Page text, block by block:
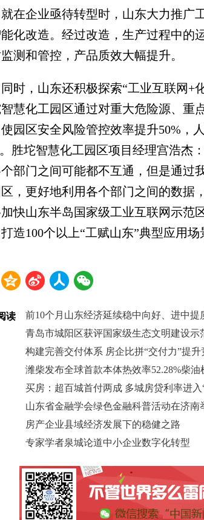
企业亟待转型时，山东大力推广
化改造。经过改造，生产过程中的
测和管控，产品质效大幅提升。
，山东还积极探索“工业互联网+化
慧化工园区通过对重大危险源、重
园区安全风险管控效率提升50%，
胜坨智慧化工园区项目经理宫浩杰
部门之间可能都不互通，但是通过
区，更好地利用各个部门之间的数据
快山东半岛国家级工业互联网示范
造100个以上“工赋山东”典型应用
读
前10个月山东经济延续稳中向好、进中提
青岛市城阳区获评国家级生态文明建设示
构建完善交付体系 房企比拼“交付力”提升
潍柴发布全球首款本体热效率52.28%柴油
买房：超百城首付两成 多城房贷利率进入
山东省金融学会绿色金融科普活动在济南
房产企业县域经济发展下的稳健之路
专家学者泉城论道中小企业数字化转型